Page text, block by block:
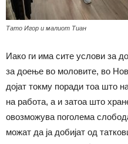
Тато Игор и малиот Тиан
Иако ги има сите услови за
за доење во моловите, во
дојат токму поради тоа што
на работа, а и затоа што
овозможува поголема
можат да ја добијат од